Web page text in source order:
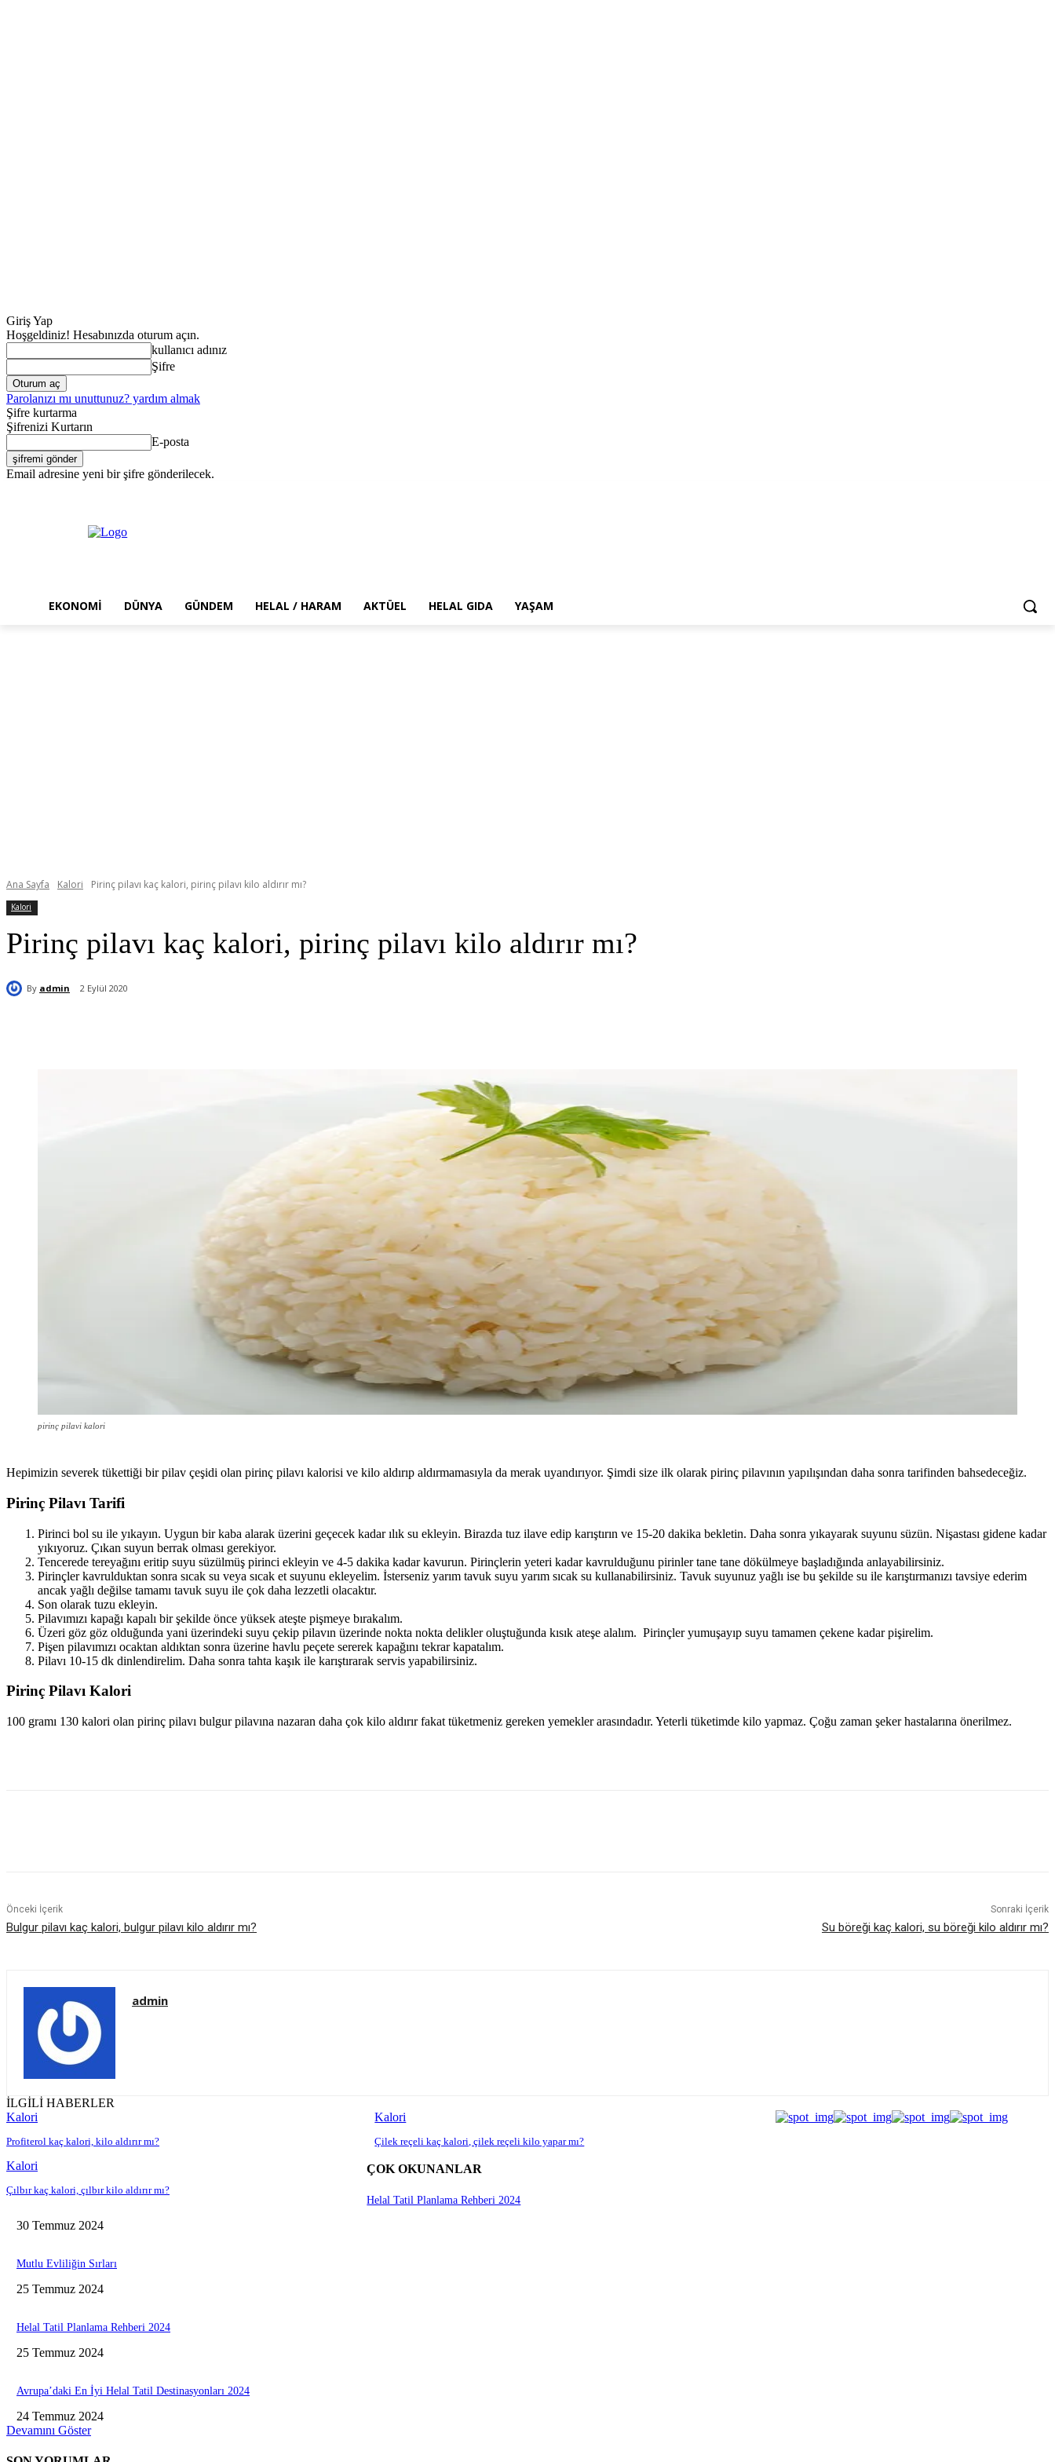
Giriş Yap
Hoşgeldiniz! Hesabınızda oturum açın.
kullanıcı adınız
Şifre
Parolanızı mı unuttunuz? yardım almak
Şifre kurtarma
Şifrenizi Kurtarın
E-posta
Email adresine yeni bir şifre gönderilecek.
EKONOMI DÜNYA GÜNDEM HELAL / HARAM AKTÜEL HELAL GIDA YAŞAM
Ana Sayfa Kalori Pirinç pilavı kaç kalori, pirinç pilavı kilo aldırır mı?
Kalori
Pirinç pilavı kaç kalori, pirinç pilavı kilo aldırır mı?
By admin 2 Eylül 2020
pirinç pilavi kalori
Hepimizin severek tükettiği bir pilav çeşidi olan pirinç pilavı kalorisi ve kilo aldırıp aldırmamasıyla da merak uyandırıyor. Şimdi size ilk olarak pirinç pilavının yapılışından daha sonra tarifinden bahsedeceğiz.
Pirinç Pilavı Tarifi
Pirinci bol su ile yıkayın. Uygun bir kaba alarak üzerini geçecek kadar ılık su ekleyin. Birazda tuz ilave edip karıştırın ve 15-20 dakika bekletin. Daha sonra yıkayarak suyunu süzün. Nişastası gidene kadar
yıkıyoruz. Çıkan suyun berrak olması gerekiyor.
Tencerede tereyağını eritip suyu süzülmüş pirinci ekleyin ve 4-5 dakika kadar kavurun. Pirinçlerin yeteri kadar kavrulduğunu pirinler tane tane dökülmeye başladığında anlayabilirsiniz.
Pirinçler kavrulduktan sonra sıcak su veya sıcak et suyunu ekleyelim. İsterseniz yarım tavuk suyu yarım sıcak su kullanabilirsiniz. Tavuk suyunuz yağlı ise bu şekilde su ile karıştırmanızı tavsiye ederim
ancak yağlı değilse tamamı tavuk suyu ile çok daha lezzetli olacaktır.
Son olarak tuzu ekleyin.
Pilavımızı kapağı kapalı bir şekilde önce yüksek ateşte pişmeye bırakalım.
Üzeri göz göz olduğunda yani üzerindeki suyu çekip pilavın üzerinde nokta nokta delikler oluştuğunda kısık ateşe alalım. Pirinçler yumuşayıp suyu tamamen çekene kadar pişirelim.
Pişen pilavımızı ocaktan aldıktan sonra üzerine havlu peçete sererek kapağını tekrar kapatalım.
Pilavı 10-15 dk dinlendirelim. Daha sonra tahta kaşık ile karıştırarak servis yapabilirsiniz.
Pirinç Pilavı Kalori
100 gramı 130 kalori olan pirinç pilavı bulgur pilavına nazaran daha çok kilo aldırır fakat tüketmeniz gereken yemekler arasındadır. Yeterli tüketimde kilo yapmaz. Çoğu zaman şeker hastalarına önerilmez.
Önceki İçerik
Bulgur pilavı kaç kalori, bulgur pilavı kilo aldırır mı?
Sonraki İçerik
Su böreği kaç kalori, su böreği kilo aldırır mı?
admin
İLGİLİ HABERLER
Kalori
Profiterol kaç kalori, kilo aldırır mı?
Kalori
Çilek reçeli kaç kalori, çilek reçeli kilo yapar mı?
Kalori
Çılbır kaç kalori, çılbır kilo aldırır mı?
ÇOK OKUNANLAR
Helal Tatil Planlama Rehberi 2024
30 Temmuz 2024
Mutlu Evliliğin Sırları
25 Temmuz 2024
Helal Tatil Planlama Rehberi 2024
25 Temmuz 2024
Avrupa’daki En İyi Helal Tatil Destinasyonları 2024
24 Temmuz 2024
Devamını Göster